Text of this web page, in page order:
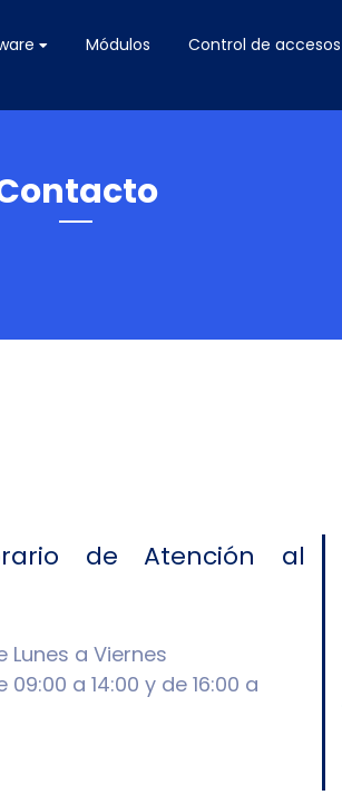
Módulos Control de accesos
de Atención al
Lunes a Viernes
09:00 a 14:00 y de 16:00 a